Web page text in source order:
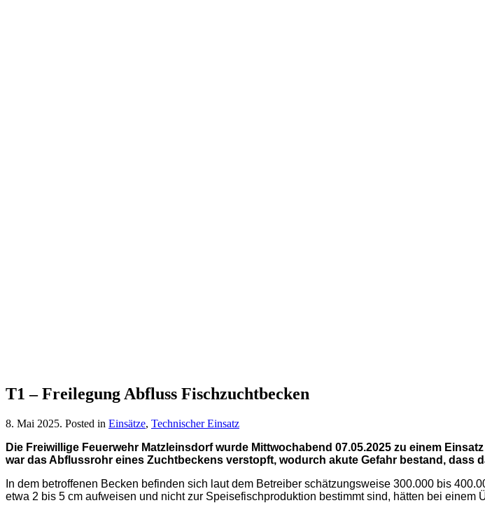
T1 – Freilegung Abfluss Fischzuchtbecken
8. Mai 2025. Posted in Einsätze, Technischer Einsatz
Die Freiwillige Feuerwehr Matzleinsdorf wurde Mittwochabend 07.05.2025 zu einem
war das Abflussrohr eines Zuchtbeckens verstopft, wodurch akute Gefahr bestand, dass
In dem betroffenen Becken befinden sich laut dem Betreiber schätzungsweise 300.000 bis
etwa 2 bis 5 cm aufweisen und nicht zur Speisefischproduktion bestimmt sind, hätten bei